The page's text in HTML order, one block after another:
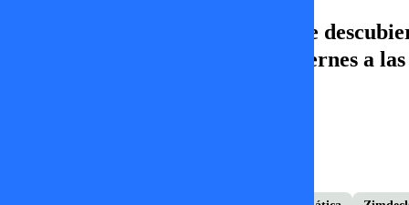
Otra vez. Francisco Kaminskifue
en Noche de Suerte de lunes a viernes a